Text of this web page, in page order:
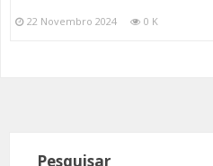
22 Novembro 2024 0 K
Pesquisar